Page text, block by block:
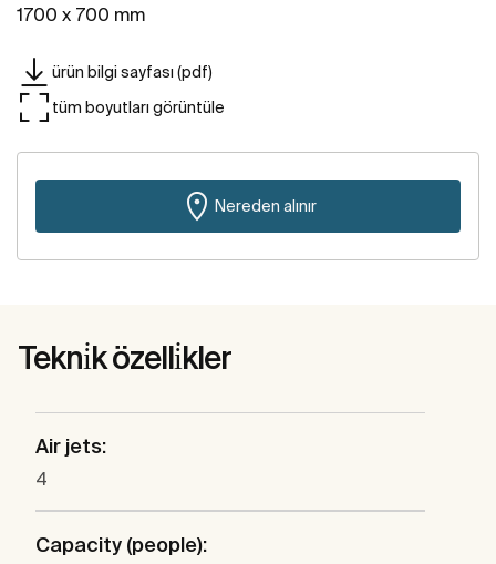
1700 x 700 mm
ürün bilgi sayfası (pdf)
tüm boyutları görüntüle
Nereden alınır
Tekni̇k özelli̇kler
Air jets:
4
Capacity (people):